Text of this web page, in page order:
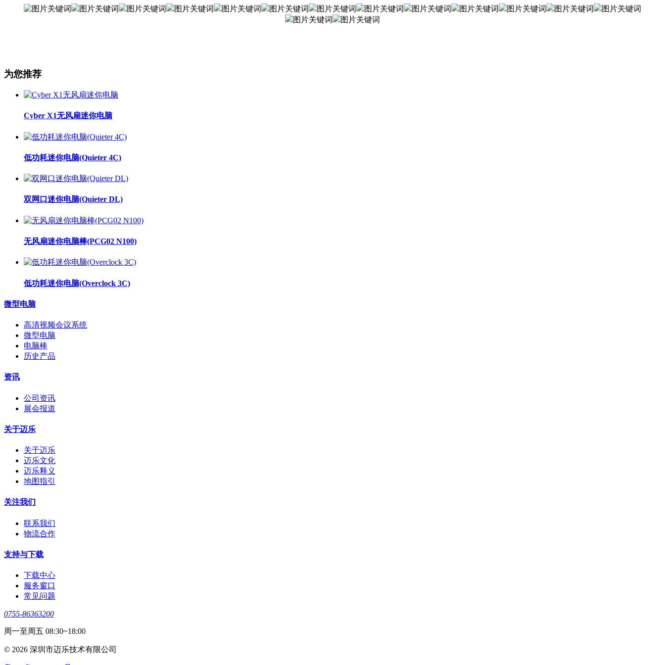
为您推荐
Cyber X1无风扇迷你电脑
低功耗迷你电脑(Quieter 4C)
双网口迷你电脑(Quieter DL)
无风扇迷你电脑棒(PCG02 N100)
低功耗迷你电脑(Overclock 3C)
微型电脑
高清视频会议系统
微型电脑
电脑棒
历史产品
资讯
公司资讯
展会报道
关于迈乐
关于迈乐
迈乐文化
迈乐释义
地图指引
关注我们
联系我们
物流合作
支持与下载
下载中心
服务窗口
常见问题
0755-86363200
周一至周五 08:30~18:00
© 2026 深圳市迈乐技术有限公司